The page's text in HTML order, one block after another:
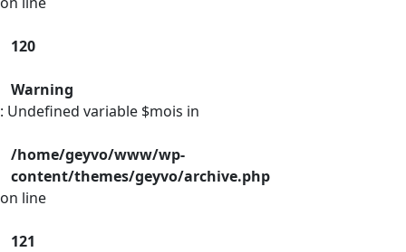
120
Warning
: Undefined variable $mois in
/home/geyvo/www/wp-
content/themes/geyvo/archive.php
on line
121